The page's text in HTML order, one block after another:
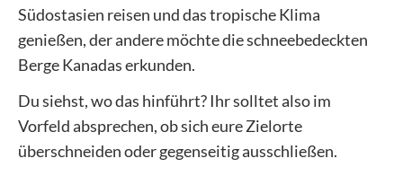
Südostasien reisen und das tropische Klima
genießen, der andere möchte die schneebedeckten
Berge Kanadas erkunden.
Du siehst, wo das hinführt? Ihr solltet also im
Vorfeld absprechen, ob sich eure Zielorte
überschneiden oder gegenseitig ausschließen.